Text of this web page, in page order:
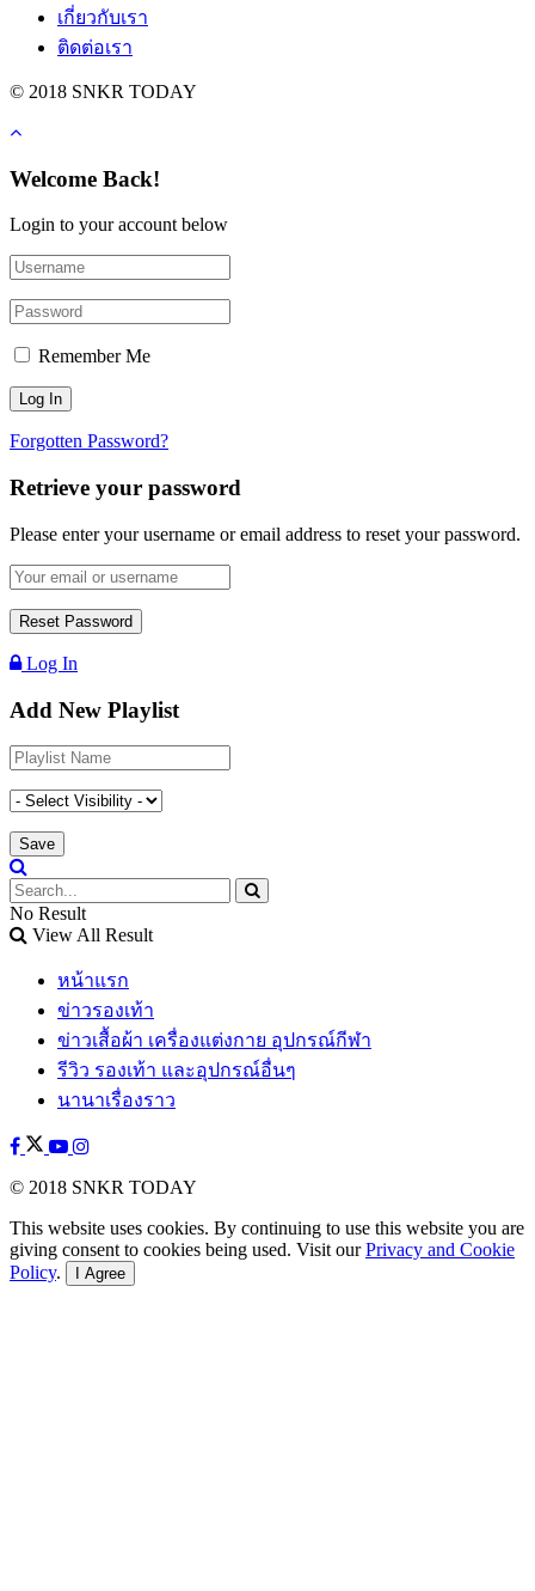
เกี่ยวกับเรา
ติดต่อเรา
© 2018 SNKR TODAY
Welcome Back!
Login to your account below
Remember Me
Forgotten Password?
Retrieve your password
Please enter your username or email address to reset your password.
Log In
Add New Playlist
No Result
View All Result
หน้าแรก
ข่าวรองเท้า
ข่าวเสื้อผ้า เครื่องแต่งกาย อุปกรณ์กีฬา
รีวิว รองเท้า และอุปกรณ์อื่นๆ
นานาเรื่องราว
© 2018 SNKR TODAY
This website uses cookies. By continuing to use this website you are
giving consent to cookies being used. Visit ourPrivacy and Cookie
Policy. I Agree